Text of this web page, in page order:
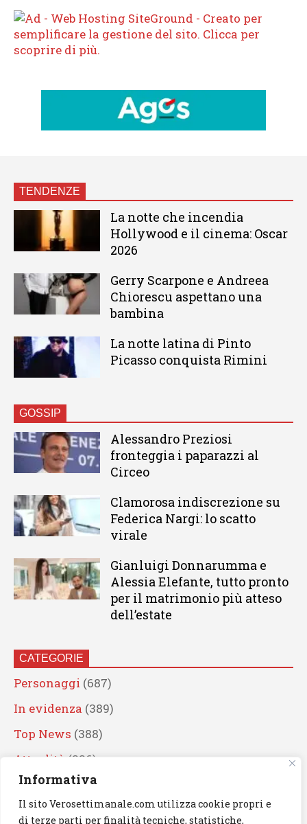
Informativa
Il sito Verosettimanale.com utilizza cookie propri e
di terze parti per finalità tecniche, statistiche,
TENDENZE
La notte che incendia
Hollywood e il cinema: Oscar
2026
Gerry Scarpone e Andreea
Chiorescu aspettano una
bambina
La notte latina di Pinto
Picasso conquista Rimini
GOSSIP
Alessandro Preziosi
fronteggia i paparazzi al
Circeo
Clamorosa indiscrezione su
Federica Nargi: lo scatto
virale
Gianluigi Donnarumma e
Alessia Elefante, tutto pronto
per il matrimonio più atteso
dell’estate
CATEGORIE
Personaggi (687)
In evidenza (389)
Top News (388)
Attualità (336)
Eventi(330)
Artisti (241)